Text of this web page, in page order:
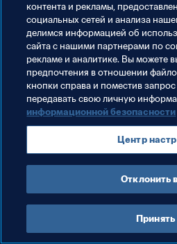
контента и рекламы,
социальных сетей и анализа
делимся информацией об
сайта с нашими партнерами по
рекламе и аналитике. Вы можете
предпочтения в отношении
кнопки справа и поместив
передавать свою личную
информационной безопасности
Центр
Отклонить
Принять